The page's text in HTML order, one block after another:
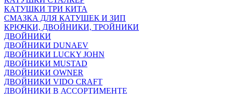
КАТУШКИ ТРИ КИТА
СМАЗКА ДЛЯ КАТУШЕК И ЗИП
КРЮЧКИ, ДВОЙНИКИ, ТРОЙНИКИ
ДВОЙНИКИ
ДВОЙНИКИ DUNAEV
ДВОЙНИКИ LUCKY JOHN
ДВОЙНИКИ MUSTAD
ДВОЙНИКИ OWNER
ДВОЙНИКИ VIDO CRAFT
ДВОЙНИКИ В АССОРТИМЕНТЕ